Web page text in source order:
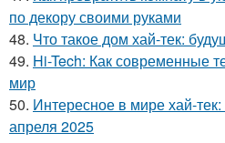
по декору своими руками
48. Что такое дом хай-тек:
49. Hi-Tech: Как современные
мир
50. Интересное в мире хай-
апреля 2025